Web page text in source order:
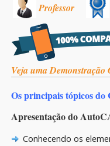
Professor
Veja uma Demonstração
Os principais tópicos
Apresentação do
Conhecendo os